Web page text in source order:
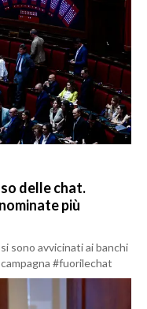
delle chat.
più
sono avvicinati ai banchi
#fuorilechat